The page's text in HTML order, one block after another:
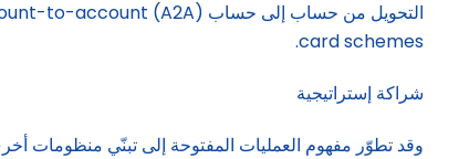
card schemes.
شراكة إستراتيجية